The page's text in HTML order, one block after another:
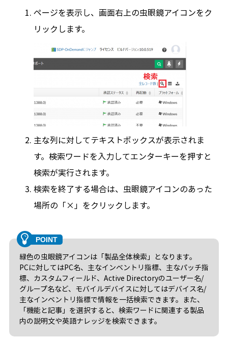
ページを表示し、画面右上の虫眼鏡アイコンをク
リックします。
主な列に対してテキストボックスが表示されま
す。検索ワードを入力してエンターキーを押すと
検索が実行されます。
検索を終了する場合は、虫眼鏡アイコンのあった
場所の「×」をクリックします。
緑色の虫眼鏡アイコンは「製品全体検索」となります。
PCに対してはPC名、主なインベントリ指標、主なパッチ指
標、カスタムフィールド、Active Directoryのユーザー名/
グループ名など、モバイルデバイスに対してはデバイス名/
主なインベントリ指標で情報を一括検索できます。また、
「機能と記事」を選択すると、検索ワードに関連する製品
内の説明文や英語ナレッジを検索できます。